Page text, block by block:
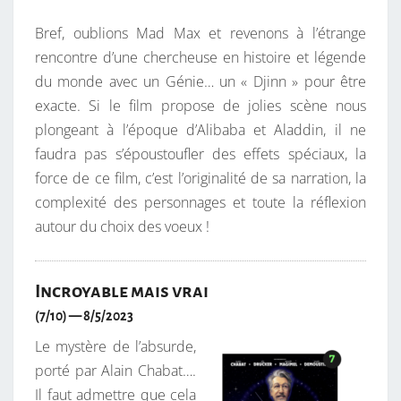
Bref, oublions Mad Max et revenons à l’étrange
rencontre d’une chercheuse en histoire et légende
du monde avec un Génie… un « Djinn » pour être
exacte. Si le film propose de jolies scène nous
plongeant à l’époque d’Alibaba et Aladdin, il ne
faudra pas s’époustoufler des effets spéciaux, la
force de ce film, c’est l’originalité de sa narration, la
complexité des personnages et toute la réflexion
autour du choix des voeux !
Incroyable mais vrai
(7/10) — 8/5/2023
Le mystère de l’absurde,
porté par Alain Chabat….
Il faut admettre que cela